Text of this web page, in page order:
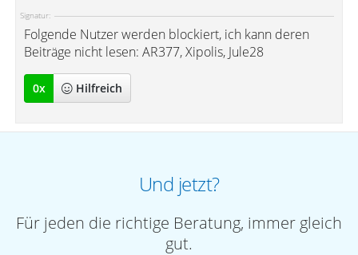
Signatur:
Folgende Nutzer werden blockiert, ich kann deren
Beiträge nicht lesen: AR377, Xipolis, Jule28
0x Hilfreich
Und jetzt?
Für jeden die richtige Beratung, immer gleich
gut.